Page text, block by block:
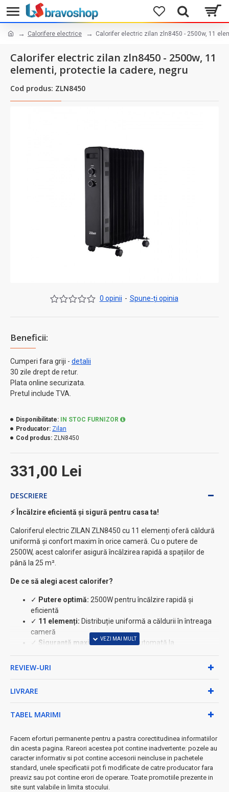
Calorifere electrice Calorifer electric zilan zln8450 - 2500w, 11
Calorifer electric zilan zln8450 - 2500w, 11
elementi, protectie la cadere, negru
Cod produs: ZLN8450
Beneficii:
Cumperi fara griji - detalii
30 zile drept de retur.
Plata online securizata.
Pretul include TVA.
0 opinii - Spune-ţi opinia
331,00 Lei
Disponibilitate:
IN STOC FURNIZOR
Producator: Zilan
Cod produs: ZLN8450
DESCRIERE
⚡ Încălzire eficientă și sigură pentru casa ta!
Caloriferul electric ZILAN ZLN8450 cu 11 elemenți oferă căldură
uniformă și confort maxim în orice cameră. Cu o putere de
2500W, acest calorifer asigură încălzirea rapidă a spațiilor de
până la 25 m².
De ce să alegi acest calorifer?
✓ Putere optimă: 2500W pentru încălzire rapidă și
eficientă
✓ 11 elemenți: Distribuție uniformă a căldurii în întreaga
cameră
✓ Siguranță maximă:Protecție automată la
✓ Mobilitate ușoară:
potrivește oricărui decor
Caracteristici tehnice:
• Numărul de elemenți: 11
• Dimensiuni: 58x49x12.5 cm
• Indicator luminos de funcționare
• Comutator de siguranță
• Culoare: Negru
REVIEW-URI
LIVRARE
TABEL MARIMI
Facem eforturi permanente pentru a pastra corectitudinea informatiilor
din acesta pagina. Rareori acestea pot contine inadvertente: pozele au
caracter informativ si pot contine accesorii neincluse in pachetele
standard, unele specificatii pot fi modificate de catre producator fara
preaviz sau pot contine erori de operare. Toate promotiile prezente in
site sunt valabile in limita stocului.